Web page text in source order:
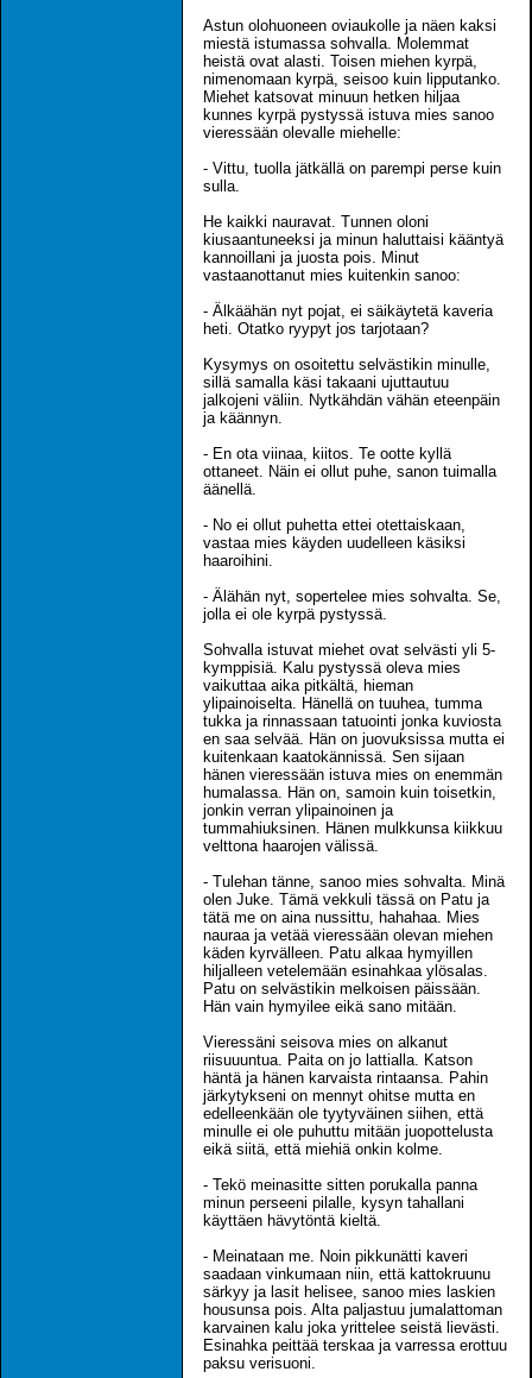
Astun olohuoneen oviaukolle ja näen kaksi
miestä istumassa sohvalla. Molemmat
heistä ovat alasti. Toisen miehen kyrpä,
nimenomaan kyrpä, seisoo kuin lipputanko.
Miehet katsovat minuun hetken hiljaa
kunnes kyrpä pystyssä istuva mies sanoo
vieressään olevalle miehelle:
- Vittu, tuolla jätkällä on parempi perse kuin
sulla.
He kaikki nauravat. Tunnen oloni
kiusaantuneeksi ja minun haluttaisi kääntyä
kannoillani ja juosta pois. Minut
vastaanottanut mies kuitenkin sanoo:
- Älkäähän nyt pojat, ei säikäytetä kaveria
heti. Otatko ryypyt jos tarjotaan?
Kysymys on osoitettu selvästikin minulle,
sillä samalla käsi takaani ujuttautuu
jalkojeni väliin. Nytkähdän vähän eteenpäin
ja käännyn.
- En ota viinaa, kiitos. Te ootte kyllä
ottaneet. Näin ei ollut puhe, sanon tuimalla
äänellä.
- No ei ollut puhetta ettei otettaiskaan,
vastaa mies käyden uudelleen käsiksi
haaroihini.
- Älähän nyt, sopertelee mies sohvalta. Se,
jolla ei ole kyrpä pystyssä.
Sohvalla istuvat miehet ovat selvästi yli 5-
kymppisiä. Kalu pystyssä oleva mies
vaikuttaa aika pitkältä, hieman
ylipainoiselta. Hänellä on tuuhea, tumma
tukka ja rinnassaan tatuointi jonka kuviosta
en saa selvää. Hän on juovuksissa mutta ei
kuitenkaan kaatokännissä. Sen sijaan
hänen vieressään istuva mies on enemmän
humalassa. Hän on, samoin kuin toisetkin,
jonkin verran ylipainoinen ja
tummahiuksinen. Hänen mulkkunsa kiikkuu
velttona haarojen välissä.
- Tulehan tänne, sanoo mies sohvalta. Minä
olen Juke. Tämä vekkuli tässä on Patu ja
tätä me on aina nussittu, hahahaa. Mies
nauraa ja vetää vieressään olevan miehen
käden kyrvälleen. Patu alkaa hymyillen
hiljalleen vetelemään esinahkaa ylösalas.
Patu on selvästikin melkoisen päissään.
Hän vain hymyilee eikä sano mitään.
Vieressäni seisova mies on alkanut
riisuuuntua. Paita on jo lattialla. Katson
häntä ja hänen karvaista rintaansa. Pahin
järkytykseni on mennyt ohitse mutta en
edelleenkään ole tyytyväinen siihen, että
minulle ei ole puhuttu mitään juopottelusta
eikä siitä, että miehiä onkin kolme.
- Tekö meinasitte sitten porukalla panna
minun perseeni pilalle, kysyn tahallani
käyttäen hävytöntä kieltä.
- Meinataan me. Noin pikkunätti kaveri
saadaan vinkumaan niin, että kattokruunu
särkyy ja lasit helisee, sanoo mies laskien
housunsa pois. Alta paljastuu jumalattoman
karvainen kalu joka yrittelee seistä lievästi.
Esinahka peittää terskaa ja varressa erottuu
paksu verisuoni.